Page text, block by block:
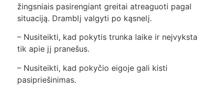
žingsniais pasirengiant greitai atreaguoti pagal
situaciją. Dramblį valgyti po kąsnelį.
– Nusiteikti, kad pokytis trunka laike ir neįvyksta
tik apie jį pranešus.
– Nusiteikti, kad pokyčio eigoje gali kisti
pasipriešinimas.